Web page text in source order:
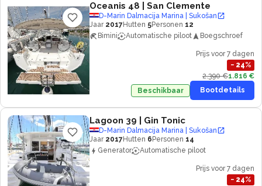
Oceanis 48 | San Clemente
D-Marin Dalmacija Marina | Sukošan
Jaar 2017Hutten 5Personen 12
Bimini
Automatische piloot Boegschroef
Prijs voor 7 dagen
− 24%
2.390 €1.816 €
Beschikbaar
Bootdetails
Lagoon 39 | Gin Tonic
D-Marin Dalmacija Marina | Sukošan
Jaar 2017Hutten 6 Personen 14
Generator
Automatische piloot
Prijs voor 7 dagen
− 24%